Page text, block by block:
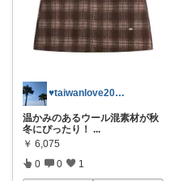
♥taiwanlove2026♥
温かみのあるウール混素材が秋
冬にぴったり！ ...
￥ 6,075
0 0 1